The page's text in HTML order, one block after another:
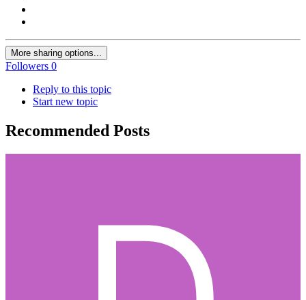
More sharing options...
Followers 0
Reply to this topic
Start new topic
Recommended Posts